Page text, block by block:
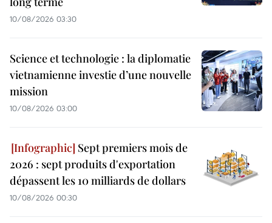
10/08/2026 03:30
Science et technologie : la diplomatie
vietnamienne investie d’une nouvelle
mission
10/08/2026 03:00
Sept premiers mois de
2026 : sept produits d'exportation
dépassent les 10 milliards de dollars
10/08/2026 00:30